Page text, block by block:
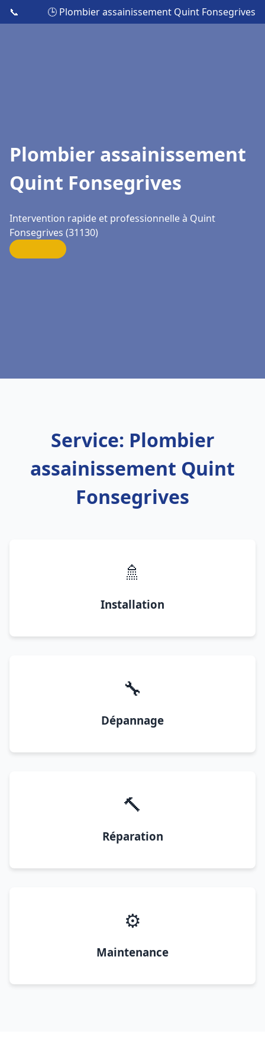
📞 🕒 Plombier assainissement Quint Fonsegrives
Plombier assainissement
Quint Fonsegrives
Intervention rapide et professionnelle à Quint
Fonsegrives (31130)
Service: Plombier
assainissement Quint
Fonsegrives
🚿
Installation
🔧
Dépannage
🔨
Réparation
⚙️
Maintenance